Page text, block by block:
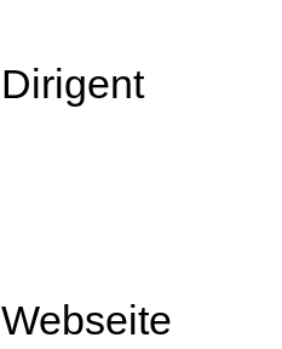
Dirigent
Webseite